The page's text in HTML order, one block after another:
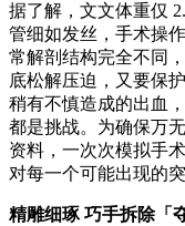
据了解，文文体重仅
管细如发丝，手术操
常解剖结构完全不同
底松解压迫，又要保
稍有不慎造成的出血
都是挑战。为确保万
资料，一次次模拟手
对每一个可能出现的
精雕细琢 巧手拆除「